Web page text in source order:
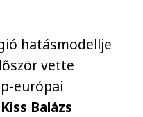
hatásmodellje
vette
európai
Kiss Balázs